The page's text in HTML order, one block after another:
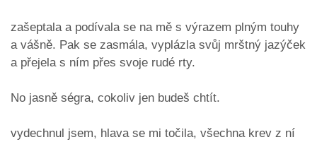
zašeptala a podívala se na mě s výrazem plným touhy
a vášně. Pak se zasmála, vyplázla svůj mrštný jazýček
a přejela s ním přes svoje rudé rty.
No jasně ségra, cokoliv jen budeš chtít.
vydechnul jsem, hlava se mi točila, všechna krev z ní